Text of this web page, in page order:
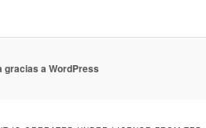
gracias a WordPress